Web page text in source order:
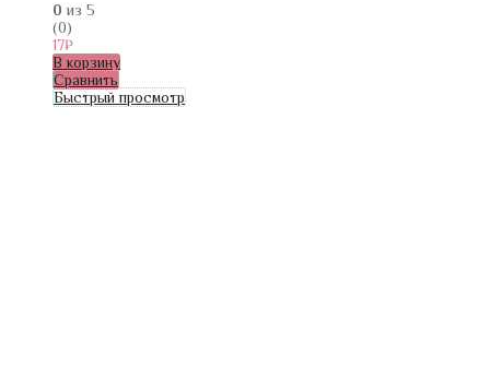
0 из 5
(0)
17₽
В корзину
Сравнить
Быстрый просмотр